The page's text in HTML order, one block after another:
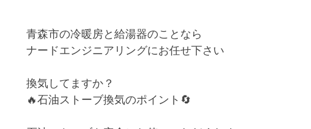
青森市の冷暖房と給湯器のことなら
ナードエンジニアリングにお任せ下さい
換気してますか？
🔥石油ストーブ換気のポイント🔄